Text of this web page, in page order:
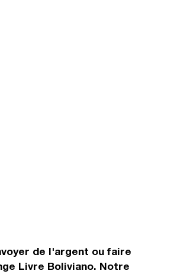
de l'argent ou faire
Livre Boliviano. Notre